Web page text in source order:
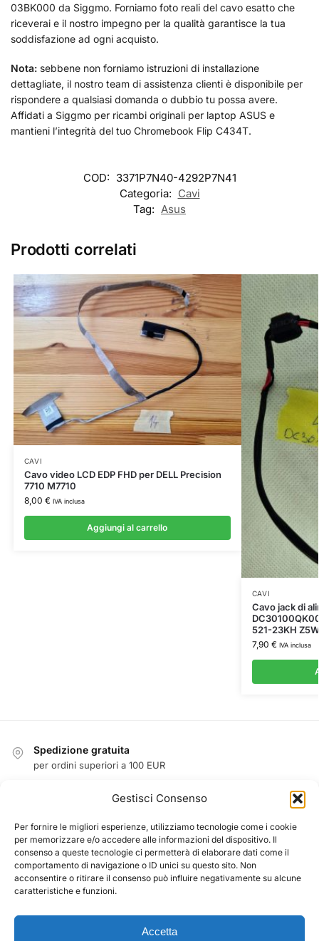
Gestisci Consenso
Per fornire le migliori esperienze, utilizziamo tecnologie come i cookie
per memorizzare e/o accedere alle informazioni del dispositivo. Il
consenso a queste tecnologie ci permetterà di elaborare dati come il
comportamento di navigazione o ID unici su questo sito. Non
acconsentire o ritirare il consenso può influire negativamente su alcune
caratteristiche e funzioni.
Accetta
03BK000 da Siggmo. Forniamo foto reali del cavo esatto che
riceverai e il nostro impegno per la qualità garantisce la tua
soddisfazione ad ogni acquisto.
Nota: sebbene non forniamo istruzioni di installazione
dettagliate, il nostro team di assistenza clienti è disponibile per
rispondere a qualsiasi domanda o dubbio tu possa avere.
Affidati a Siggmo per ricambi originali per laptop ASUS e
mantieni l’integrità del tuo Chromebook Flip C434T.
COD: 3371P7N40-4292P7N41
Categoria: Cavi
Tag: Asus
Prodotti correlati
CAVI
Cavo video LCD EDP FHD per DELL Precision
7710 M7710
8,00 € IVA inclusa
Aggiungi al carrello
CAVI
Cavo jack di
521-23KH
7,90 € IVA inclusa
Spedizione gratuita
per ordini superiori a 100 EUR
garanzia di rimborso
Garanzia
1 anno di garanzia su tutti i prodotti
Pagamento sicuro garantito
PayPal / MasterCard / Visa